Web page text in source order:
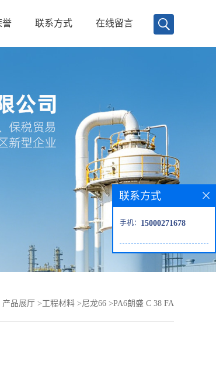
誉 联系方式 在线留言
产品展厅 >工程材料 >尼龙66 >PA6朗盛 C 38 FA
联系方式
手机： 15000271678